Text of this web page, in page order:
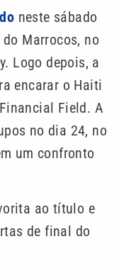
neste sábado
Marrocos, no
Logo depois, a
encarar o Haiti
Field. A
no dia 24, no
um confronto
ao título e
de final do